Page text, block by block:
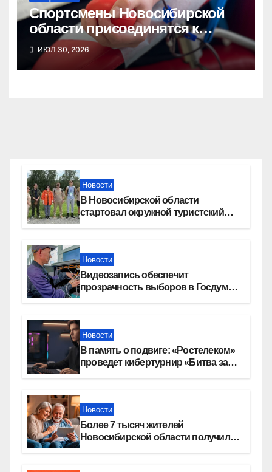
Спортсмены Новосибирской
области присоединятся к
донорской акции
ИЮЛ 30, 2026
Новости
В Новосибирской области
стартовал окружной туристский
Новости
Видеозапись обеспечит
прозрачность выборов в Госдуму
Новости
В память о подвиге: «Ростелеком»
проведет кибертурнир «Битва за
Новости
Более 7 тысяч жителей
Новосибирской области получили